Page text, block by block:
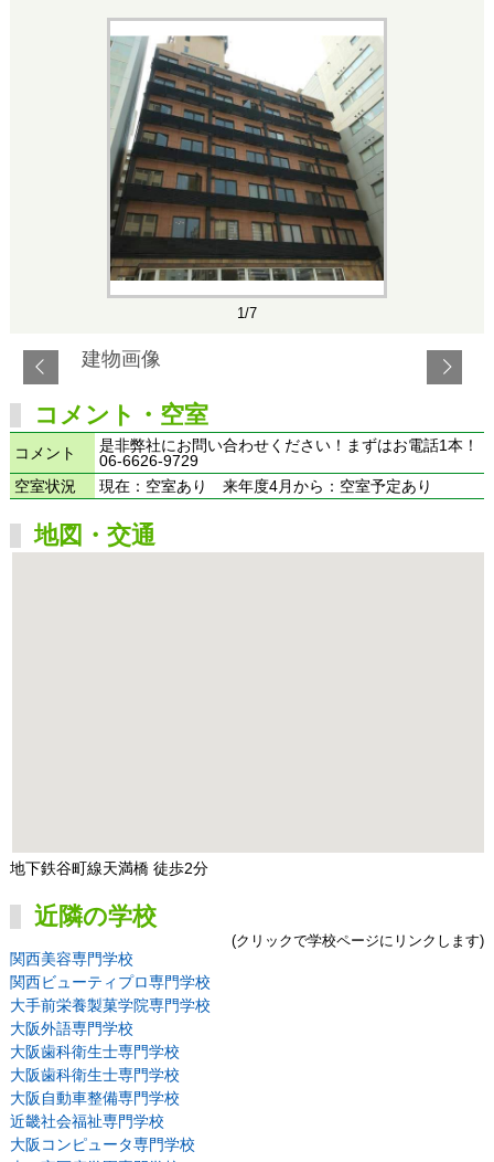
1/7
建物画像
コメント・空室
コメント
是非弊社にお問い合わせください！まずはお電話1本！
06-6626-9729
空室状況
現在：空室あり 来年度4月から：空室予定あり
地図・交通
地下鉄谷町線天満橋 徒歩2分
近隣の学校
(クリックで学校ページにリンクします)
関西美容専門学校
関西ビューティプロ専門学校
大手前栄養製菓学院専門学校
大阪外語専門学校
大阪歯科衛生士専門学校
大阪歯科衛生士専門学校
大阪自動車整備専門学校
近畿社会福祉専門学校
大阪コンピュータ専門学校